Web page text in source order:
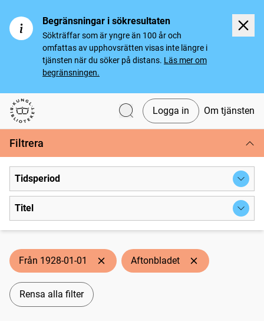
Begränsningar i sökresultaten
Sökträffar som är yngre än 100 år och
omfattas av upphovsrätten visas inte längre i
tjänsten när du söker på distans. Läs mer om
begränsningen.
Svenska tidningar
Logga in Om tjänsten
Filtrera
Tidsperiod
Titel
Från 1928-01-01 Aftonbladet
Rensa alla filter